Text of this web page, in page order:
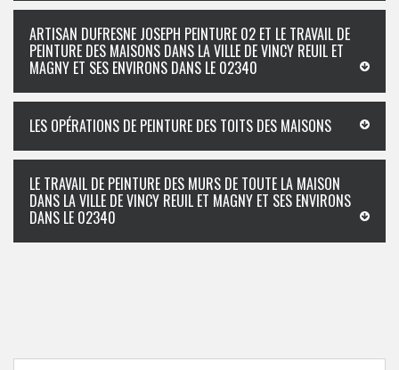
ARTISAN DUFRESNE JOSEPH PEINTURE 02 ET LE TRAVAIL DE
PEINTURE DES MAISONS DANS LA VILLE DE VINCY REUIL ET
MAGNY ET SES ENVIRONS DANS LE 02340
LES OPÉRATIONS DE PEINTURE DES TOITS DES MAISONS
LE TRAVAIL DE PEINTURE DES MURS DE TOUTE LA MAISON
DANS LA VILLE DE VINCY REUIL ET MAGNY ET SES ENVIRONS
DANS LE 02340